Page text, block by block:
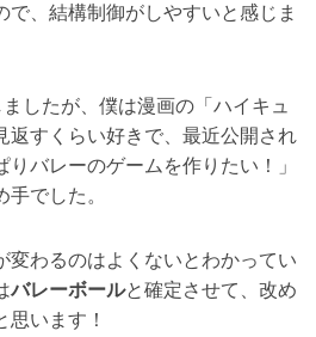
で、結構制御がしやすいと感じま
したが、僕は漫画の「ハイキュ
返すくらい好きで、最近公開され
バレーのゲームを作りたい！」
でした。
変わるのはよくないとわかってい
バレーボールと確定させて、改め
思います！